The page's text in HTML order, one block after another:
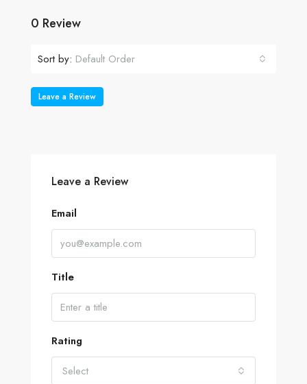
0 Review
Sort by: Default Order
Leave a Review
Leave a Review
Email
Title
Rating
Select